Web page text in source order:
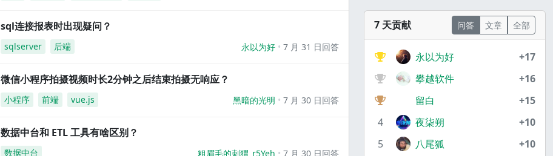
sql连接报表时出现疑问？
sqlserver 后端 永以为好 7 月 31 日回答
微信小程序拍摄视频时长2分钟之后结束拍摄无响应？
小程序 前端 vue.js 黑暗的光明 7 月 30 日回答
数据中台和 ETL 工具有啥区别？
数据中台 粗眉毛的刺猬_r5Yeh 7 月 30 日回答
7 天贡献 问答 文章 全部
永以为好
+17
攀越软件
+16
留白
+15
4
夜柒朔
+10
5
八尾狐
+10